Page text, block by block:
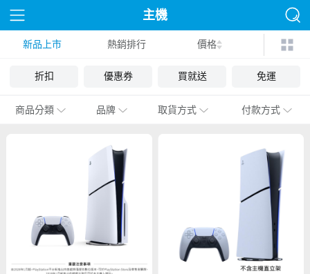
主機
新品上市 熱銷排行 價格
折扣 優惠券 買就送 免運
商品分類 品牌 取貨方式 付款方式